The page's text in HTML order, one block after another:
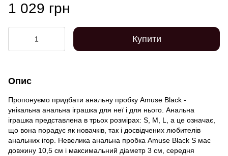
1 029 грн
Купити
Опис
Пропонуємо придбати анальну пробку Amuse Black -
унікальна анальна іграшка для неї і для нього. Анальна
іграшка представлена ​​в трьох розмірах: S, M, L, а це означає,
що вона порадує як новачків, так і досвідчених любителів
анальних ігор. Невелика анальна пробка Amuse Black S має
довжину 10,5 см і максимальний діаметр 3 см, середня